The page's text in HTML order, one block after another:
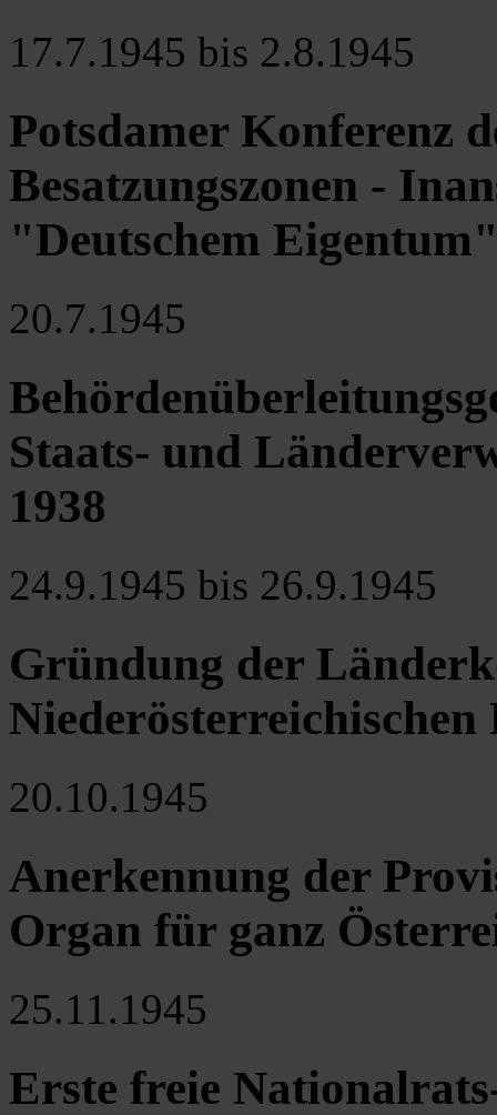
17.7.1945 bis 2.8.1945
Potsdamer Konferenz
Besatzungszonen -
"Deutschem
20.7.1945
Staats- und
1938
24.9.1945 bis 26.9.1945
Gründung der
Niederösterreichischen
20.10.1945
Anerkennung der
Organ für ganz
25.11.1945
Erste freie